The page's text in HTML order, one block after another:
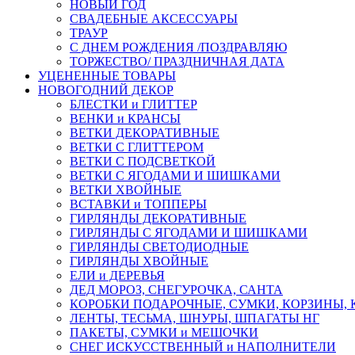
НОВЫЙ ГОД
СВАДЕБНЫЕ АКСЕССУАРЫ
ТРАУР
С ДНЕМ РОЖДЕНИЯ /ПОЗДРАВЛЯЮ
ТОРЖЕСТВО/ ПРАЗДНИЧНАЯ ДАТА
УЦЕНЕННЫЕ ТОВАРЫ
НОВОГОДНИЙ ДЕКОР
БЛЕСТКИ и ГЛИТТЕР
ВЕНКИ и КРАНСЫ
ВЕТКИ ДЕКОРАТИВНЫЕ
ВЕТКИ С ГЛИТТЕРОМ
ВЕТКИ С ПОДСВЕТКОЙ
ВЕТКИ С ЯГОДАМИ И ШИШКАМИ
ВЕТКИ ХВОЙНЫЕ
ВСТАВКИ и ТОППЕРЫ
ГИРЛЯНДЫ ДЕКОРАТИВНЫЕ
ГИРЛЯНДЫ С ЯГОДАМИ И ШИШКАМИ
ГИРЛЯНДЫ СВЕТОДИОДНЫЕ
ГИРЛЯНДЫ ХВОЙНЫЕ
ЕЛИ и ДЕРЕВЬЯ
ДЕД МОРОЗ, СНЕГУРОЧКА, САНТА
КОРОБКИ ПОДАРОЧНЫЕ, СУМКИ,
ЛЕНТЫ, ТЕСЬМА, ШНУРЫ, ШПАГАТЫ НГ
ПАКЕТЫ, СУМКИ и МЕШОЧКИ
СНЕГ ИСКУССТВЕННЫЙ и НАПОЛНИТЕЛИ